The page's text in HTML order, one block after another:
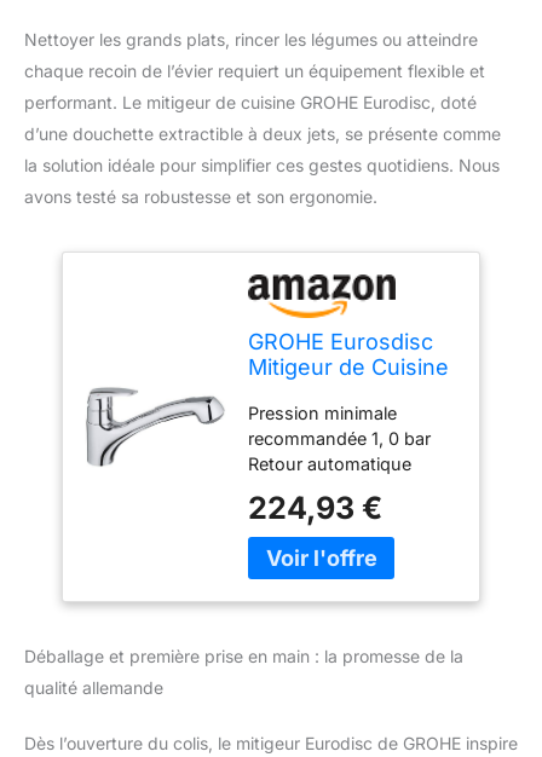
Nettoyer les grands plats, rincer les légumes ou atteindre
chaque recoin de l’évier requiert un équipement flexible et
performant. Le mitigeur de cuisine GROHE Eurodisc, doté
d’une douchette extractible à deux jets, se présente comme
la solution idéale pour simplifier ces gestes quotidiens. Nous
avons testé sa robustesse et son ergonomie.
GROHE Eurosdisc
Mitigeur de Cuisine
Douchette
Extractible 2 jets,
Rotation 140°,
Chromé, 32257001
(Import Allemagne)
Pression minimale
recommandée 1, 0 bar
Retour automatique
reflux Finition chromée
Grohe StarLight
Douchette extractible (2
224,93 €
Déballage et première prise en main : la promesse de la
qualité allemande
Dès l’ouverture du colis, le mitigeur Eurodisc de GROHE inspire